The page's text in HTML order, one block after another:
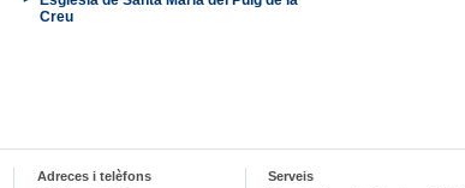
Creu
Adreces i telèfons
Serveis